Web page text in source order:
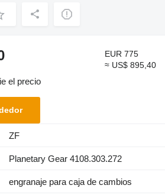
EUR 775
≈ US$ 895,40
el precio
ZF
Planetary Gear 4108.303.272
engranaje para caja de cambios